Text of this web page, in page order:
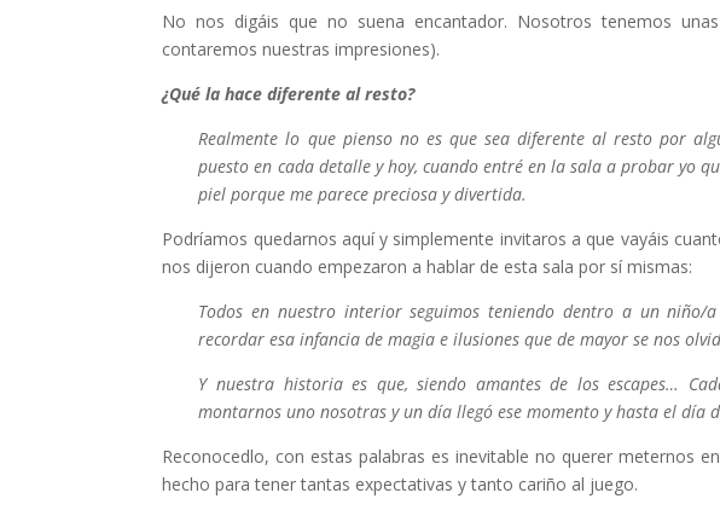
No nos digáis que no suena encantador. Nosotros tenemos
contaremos nuestras impresiones).
¿Qué la hace diferente al resto?
Realmente lo que pienso no es que sea diferente al resto por
puesto en cada detalle y hoy, cuando entré en la sala a probar yo
piel porque me parece preciosa y divertida.
Podríamos quedarnos aquí y simplemente invitaros a que vayáis
nos dijeron cuando empezaron a hablar de esta sala por sí mismas:
Todos en nuestro interior seguimos teniendo dentro a un
recordar esa infancia de magia e ilusiones que de mayor se nos
Y nuestra historia es que, siendo amantes de los escapes…
montarnos uno nosotras y un día llegó ese momento y hasta el día
Reconocedlo, con estas palabras es inevitable no querer meternos
hecho para tener tantas expectativas y tanto cariño al juego.